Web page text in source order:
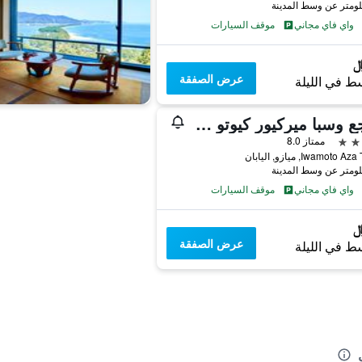
واي فاي مجاني موقف السيارات
في الليلة عرض الصفقة
منتجع وسبا ميركيور كيوتو ميازو
ممتاز 8.0
واي فاي مجاني موقف السيارات
في الليلة عرض الصفقة